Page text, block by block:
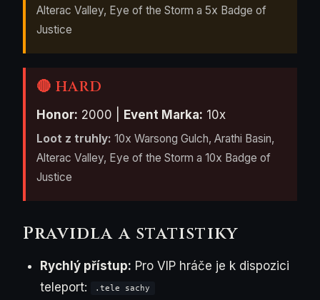
Alterac Valley, Eye of the Storm a 5x Badge of
Justice
🔴 HARD
Honor: 2000 | Event Marka: 10x
Loot z truhly: 10x Warsong Gulch, Arathi Basin,
Alterac Valley, Eye of the Storm a 10x Badge of
Justice
Pravidla a statistiky
Rychlý přístup: Pro VIP hráče je k dispozici
teleport:
.tele sachy